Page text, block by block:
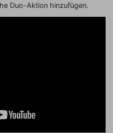
Duo-Aktion hinzufügen.